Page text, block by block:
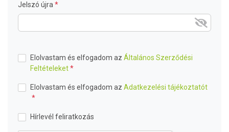
Jelszó újra
Elolvastam és elfogadom az Általános Szerződési
Feltételeket
Elolvastam és elfogadom az Adatkezelési tájékoztatót
Hírlevél feliratkozás